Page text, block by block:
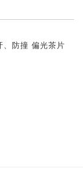
、防撞 偏光茶片